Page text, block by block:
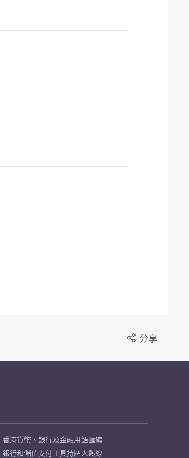
分享
香港貨幣、銀行及金融用語匯編
銀行和儲值支付工具持牌人熱線